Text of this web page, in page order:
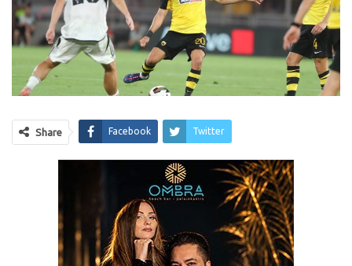
Share Facebook Twitter